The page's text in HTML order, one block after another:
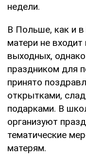
недели.
В Польше, как и
матери не
выходных,
праздником для
принято
открытками,
подарками. В
организуют
тематические
матерям.